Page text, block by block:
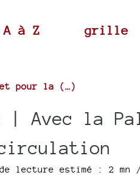
à Z grille
et pour la (…)
| Avec la
lecture estimé : 2 mn